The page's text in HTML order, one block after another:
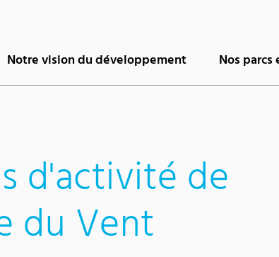
Notre vision du développement Nos
d'activité de
du Vent